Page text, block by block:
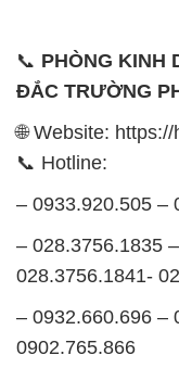
📞 PHÒNG KINH
ĐẮC TRƯỜNG
🌐 Website:
📞 Hotline:
– 0933.920.505 –
– 028.3756.1835
028.3756.1841-
– 0932.660.696 –
0902.765.866